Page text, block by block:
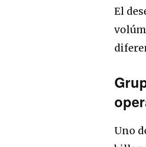
El
Uno